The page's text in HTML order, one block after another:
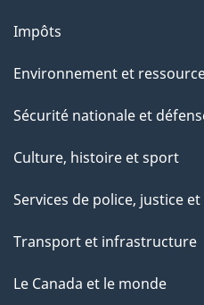
Impôts
Environnement et
Sécurité nationale et
Culture, histoire et sport
Services de police, justice
Transport et infrastructure
Le Canada et le monde